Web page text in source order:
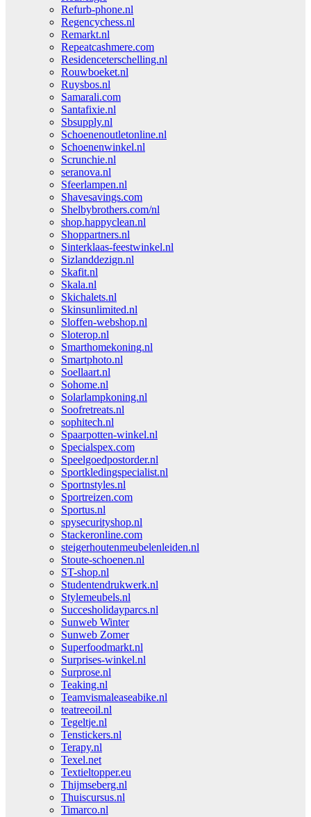
Refurb-phone.nl
Regencychess.nl
Remarkt.nl
Repeatcashmere.com
Residenceterschelling.nl
Rouwboeket.nl
Ruysbos.nl
Samarali.com
Santafixie.nl
Sbsupply.nl
Schoenenoutletonline.nl
Schoenenwinkel.nl
Scrunchie.nl
seranova.nl
Sfeerlampen.nl
Shavesavings.com
Shelbybrothers.com/nl
shop.happyclean.nl
Shoppartners.nl
Sinterklaas-feestwinkel.nl
Sizlanddezign.nl
Skafit.nl
Skala.nl
Skichalets.nl
Skinsunlimited.nl
Sloffen-webshop.nl
Sloterop.nl
Smarthomekoning.nl
Smartphoto.nl
Soellaart.nl
Sohome.nl
Solarlampkoning.nl
Soofretreats.nl
sophitech.nl
Spaarpotten-winkel.nl
Specialspex.com
Speelgoedpostorder.nl
Sportkledingspecialist.nl
Sportnstyles.nl
Sportreizen.com
Sportus.nl
spysecurityshop.nl
Stackeronline.com
steigerhoutenmeubelenleiden.nl
Stoute-schoenen.nl
ST-shop.nl
Studentendrukwerk.nl
Stylemeubels.nl
Succesholidayparcs.nl
Sunweb Winter
Sunweb Zomer
Superfoodmarkt.nl
Surprises-winkel.nl
Surprose.nl
Teaking.nl
Teamvismaleaseabike.nl
teatreeoil.nl
Tegeltje.nl
Tenstickers.nl
Terapy.nl
Texel.net
Textieltopper.eu
Thijmseberg.nl
Thuiscursus.nl
Timarco.nl